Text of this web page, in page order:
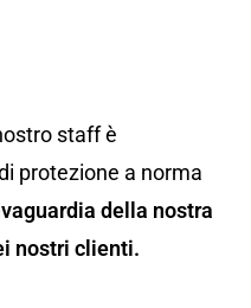
staff è
protezione a norma
della nostra
nostri clienti.